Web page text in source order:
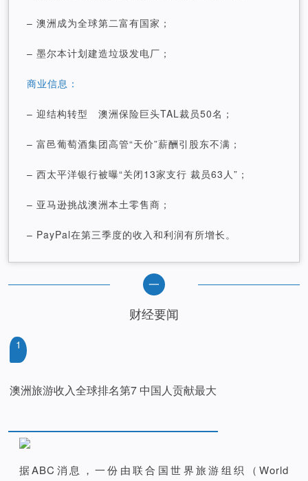
– 澳洲成为全球第二富有国家；
– 墨尔本计划建造垃圾发电厂；
商业信息：
– 迎结构转型 澳洲保险巨头TAL裁员50名；
– 富邑葡萄酒集团高管“天价”薪酬引股东不满；
– 西太平洋银行被曝“关闭13家支行 裁员63人”；
– 亚马逊挑战澳洲本土零售商；
– PayPal在第三季度的收入和利润有所增长。
一
财经要闻
1
澳洲旅游收入全球排名第7 中国人贡献最大
据ABC消息，一份由联合国世界旅游组织（World